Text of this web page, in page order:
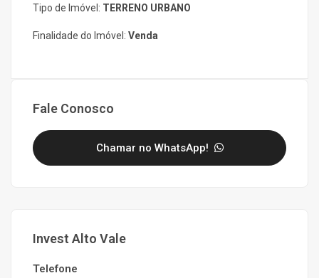
Tipo de Imóvel: TERRENO URBANO
Finalidade do Imóvel: Venda
Fale Conosco
Chamar no WhatsApp!
Invest Alto Vale
Telefone